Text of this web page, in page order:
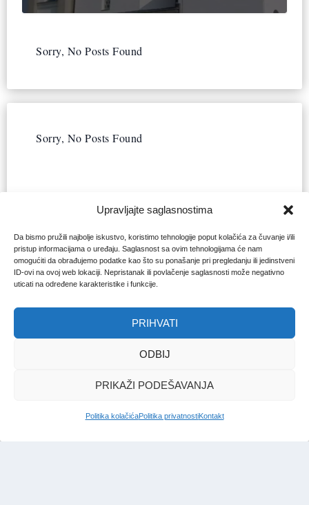
Upravljajte saglasnostima
Da bismo pružili najbolje iskustvo, koristimo tehnologije poput kolačića za čuvanje i/ili
pristup informacijama o uređaju. Saglasnost sa ovim tehnologijama će nam
omogućiti da obrađujemo podatke kao što su ponašanje pri pregledanju ili jedinstveni
ID-ovi na ovoj web lokaciji. Nepristanak ili povlačenje saglasnosti može negativno
uticati na određene karakteristike i funkcije.
PRIHVATI
ODBIJ
PRIKAŽI PODEŠAVANJA
Politika kolačićaPolitika privatnostiKontakt
Sorry, No Posts Found
Sorry, No Posts Found